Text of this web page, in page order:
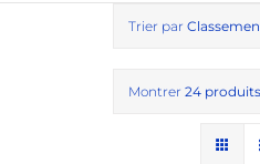
Trier par
Montrer 24 produits